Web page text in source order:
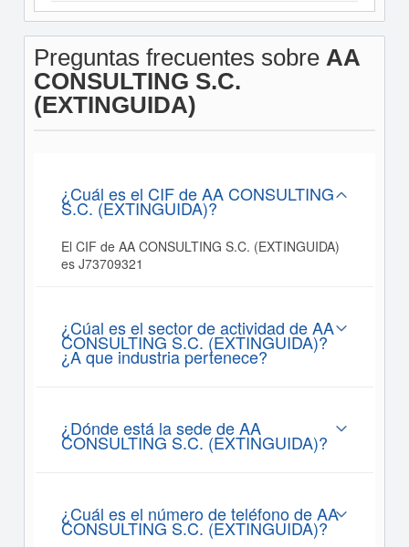
Preguntas frecuentes sobre AA
CONSULTING S.C.
(EXTINGUIDA)
¿Cuál es el CIF de AA CONSULTING
S.C. (EXTINGUIDA)?
El CIF de AA CONSULTING S.C. (EXTINGUIDA)
es J73709321
¿Cúal es el sector de actividad de AA
CONSULTING S.C. (EXTINGUIDA)?
¿A que industria pertenece?
¿Dónde está la sede de AA
CONSULTING S.C. (EXTINGUIDA)?
¿Cuál es el número de teléfono de AA
CONSULTING S.C. (EXTINGUIDA)?